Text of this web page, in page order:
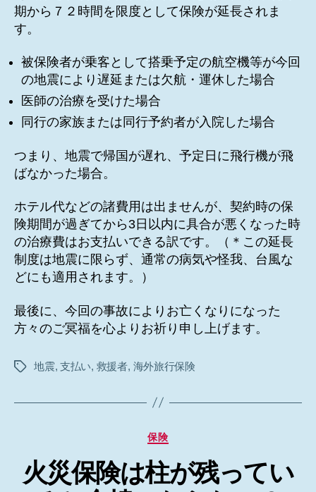
期から７２時間を限度として保険が延長されま
す。
被保険者が乗客として搭乗予定の航空機等が今回
の地震により遅延または欠航・運休した場合
医師の治療を受けた場合
同行の家族または同行予約者が入院した場合
つまり、地震で帰国が遅れ、予定日に飛行機が飛
ばなかった場合。
ホテル代などの諸費用は出ませんが、契約時の保
険期間が過ぎてから3日以内に具合が悪くなった時
の治療費はお支払いできる訳です。（＊この延長
制度は地震に限らず、通常の病気や怪我、台風な
どにも適用されます。）
最後に、今回の事故によりお亡くなりになった
方々のご冥福を心よりお祈り申し上げます。
タ
地震, 支払い, 救援者, 海外旅行保険
カ
ゴ
リ
保険
火災保険は柱が残ってい